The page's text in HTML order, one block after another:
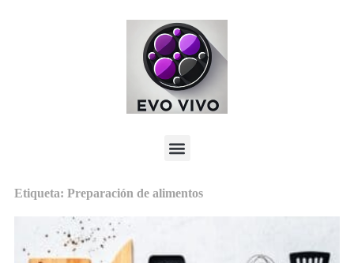
Etiqueta: Preparación de alimentos